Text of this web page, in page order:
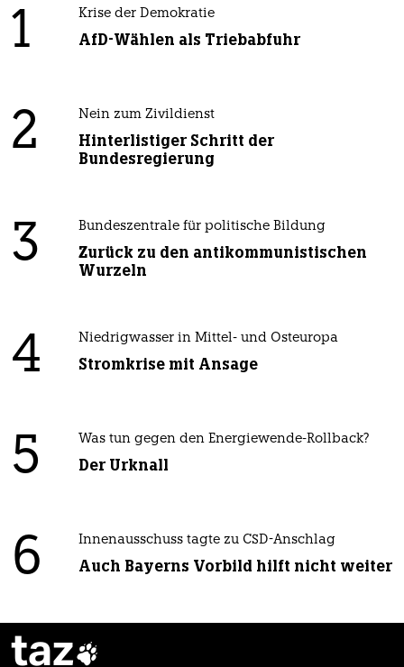
1 Krise der Demokratie
AfD-Wählen als Triebabfuhr
2 Nein zum Zivildienst
Hinterlistiger Schritt der
Bundesregierung
3 Bundeszentrale für politische Bildung
Zurück zu den antikommunistischen
Wurzeln
4 Niedrigwasser in Mittel- und Osteuropa
Stromkrise mit Ansage
5 Was tun gegen den Energiewende-Rollback?
Der Urknall
6 Innenausschuss tagte zu CSD-Anschlag
Auch Bayerns Vorbild hilft nicht weiter
taz